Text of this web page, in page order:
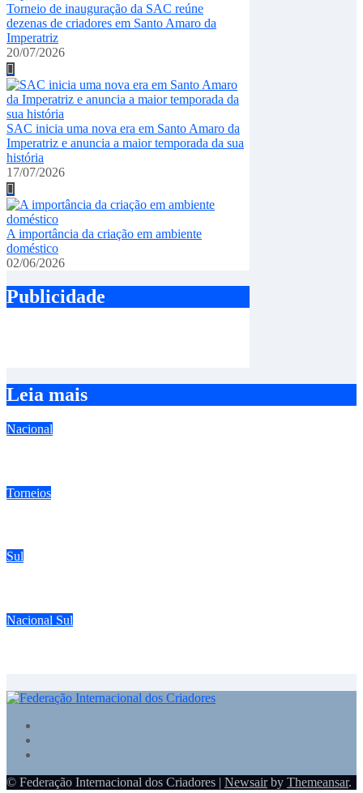
Torneio de inauguração da SAC reúne
dezenas de criadores em Santo Amaro da
Imperatriz
20/07/2026
SAC inicia uma nova era em Santo Amaro da
Imperatriz e anuncia a maior temporada da sua
história
17/07/2026
A importância da criação em ambiente
doméstico
02/06/2026
Publicidade
Leia mais
Nacional
Torneios
Sul
Nacional Sul
© Federação Internacional dos Criadores | Newsairby Themeansar.